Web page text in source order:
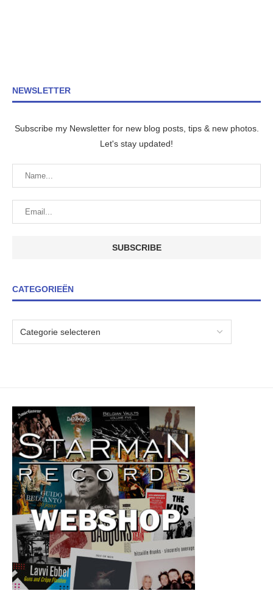
NEWSLETTER
Subscribe my Newsletter for new blog posts, tips & new photos.
Let's stay updated!
CATEGORIEËN